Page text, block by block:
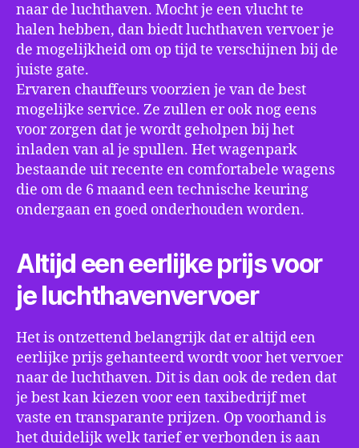
naar de luchthaven. Mocht je een vlucht te
halen hebben, dan biedt luchthaven vervoer je
de mogelijkheid om op tijd te verschijnen bij de
juiste gate.
Ervaren chauffeurs voorzien je van de best
mogelijke service. Ze zullen er ook nog eens
voor zorgen dat je wordt geholpen bij het
inladen van al je spullen. Het wagenpark
bestaande uit recente en comfortabele wagens
die om de 6 maand een technische keuring
ondergaan en goed onderhouden worden.
Altijd een eerlijke prijs voor
je luchthavenvervoer
Het is ontzettend belangrijk dat er altijd een
eerlijke prijs gehanteerd wordt voor het vervoer
naar de luchthaven. Dit is dan ook de reden dat
je best kan kiezen voor een taxibedrijf met
vaste en transparante prijzen. Op voorhand is
het duidelijk welk tarief er verbonden is aan